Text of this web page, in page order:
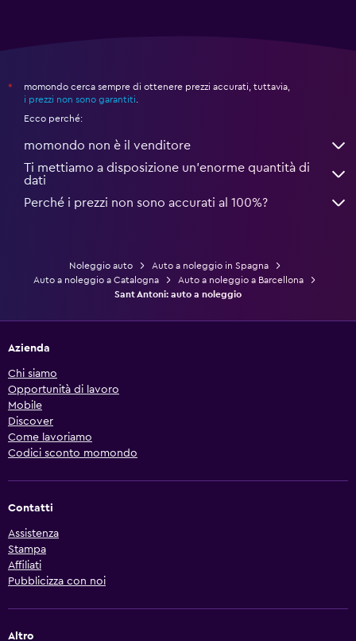
*
momondo cerca sempre di ottenere prezzi accurati, tuttavia,
i prezzi non sono garantiti.
Ecco perché:
momondo non è il venditore
Ti mettiamo a disposizione un’enorme quantità di
dati
Perché i prezzi non sono accurati al 100%?
Noleggio auto
Auto a noleggio in Spagna
Auto a noleggio a Catalogna
Auto a noleggio a Barcellona
Sant Antoni: auto a noleggio
Azienda
Chi siamo
Opportunità di lavoro
Mobile
Discover
Come lavoriamo
Codici sconto momondo
Contatti
Assistenza
Stampa
Affiliati
Pubblicizza con noi
Altro